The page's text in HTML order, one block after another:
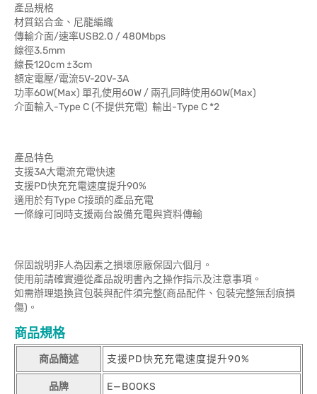
產品規格
材質鋁合金、尼龍編織
傳輸介面/速率USB2.0 / 480Mbps
線徑3.5mm
線長120cm ±3cm
額定電壓/電流5V-20V-3A
功率60W(Max) 單孔使用60W / 兩孔同時使用60W(Max)
介面輸入-Type C (不提供充電) 輸出-Type C *2
產品特色
支援3A大電流充電快速
支援PD快充充電速度提升90%
適用於有Type C接頭的產品充電
一條線可同時支援兩台設備充電與資料傳輸
保固說明非人為因素之損壞原廠保固六個月。
使用前請確實遵從產品說明書內之操作指示及注意事項。
如需辦理退換貨包裝與配件須完整(商品配件、包裝完整無刮痕損
傷)。
商品規格
商品簡述 支援PD快充充電速度提升90%
品牌 E—BOOKS